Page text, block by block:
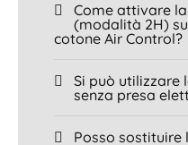
Come attivare
(modalità 2H)
cotone Air Control?
Si può utilizzare
senza presa
Posso sostituire